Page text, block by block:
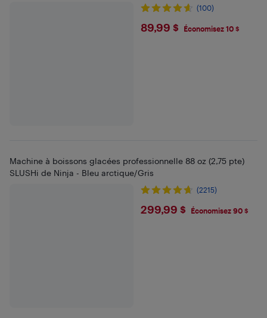
(100)
$89.99
89,99 $ Économisez 10 $
Machine à boissons glacées professionnelle 88 oz (2,75 pte)
SLUSHi de Ninja - Bleu arctique/Gris
(2215)
$299.99
299,99 $ Économisez 90 $